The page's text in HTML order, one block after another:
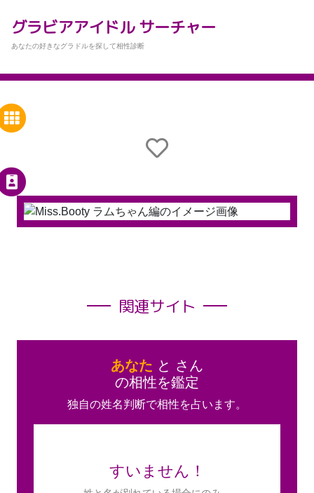
グラビアアイドル サーチャー
あなたの好きなグラドルを探して相性診断
関連サイト
あなた と さん
の相性を鑑定
独自の姓名判断で相性を占います。
すいません！